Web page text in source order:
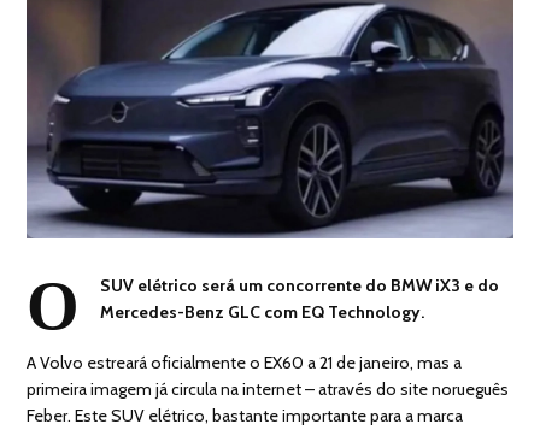
O
SUV elétrico será um concorrente do BMW iX3 e do
Mercedes-Benz GLC com EQ Technology.
A Volvo estreará oficialmente o EX60 a 21 de janeiro, mas a
primeira imagem já circula na internet – através do site norueguês
Feber. Este SUV elétrico, bastante importante para a marca